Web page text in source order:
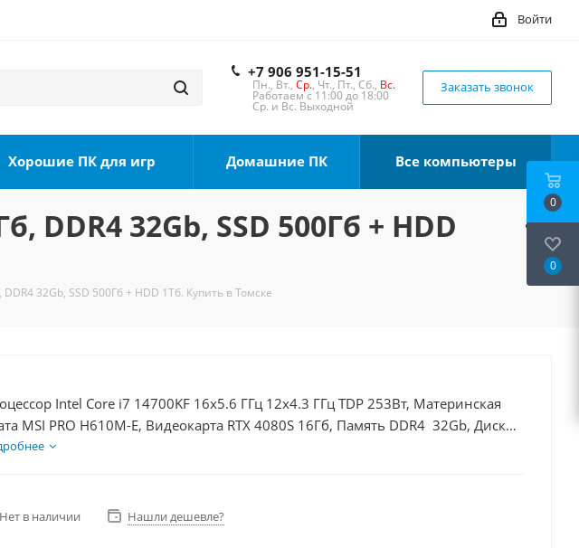
Войти
+7 906 951-15-51
Пн., Вт., Ср., Чт., Пт., Сб., Вс.
Работаем с 11:00 до 18:00
Ср. и Вс. Выходной
Заказать звонок
Хорошие ПК для игр Домашние ПК Все компьютеры
DDR4 32Gb, SSD 500Гб + HDD
32Gb, SSD 500Гб + HDD 1Тб. Купить в Томске
Intel Core i7 14700KF 16x5.6 ГГц 12x4.3 ГГц TDP 253Вт, Материнская
MSI PRO H610M-E, Видеокарта RTX 4080S 16Гб, Память DDR4 32Gb, Диски
500Гб + HDD 1Тб, БП 850Вт
Нет в наличии Нашли дешевле?
0
0